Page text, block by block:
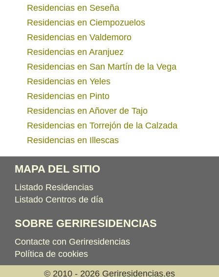
Residencias en Seseña
Residencias en Ciempozuelos
Residencias en Valdemoro
Residencias en Aranjuez
Residencias en San Martín de la Vega
Residencias en Yeles
Residencias en Pinto
Residencias en Añover de Tajo
Residencias en Torrejón de la Calzada
Residencias en Illescas
MAPA DEL SITIO
Listado Residencias
Listado Centros de día
SOBRE GERIRESIDENCIAS
Contacte con Geriresidencias
Política de cookies
© 2010 - 2026 Geriresidencias.es